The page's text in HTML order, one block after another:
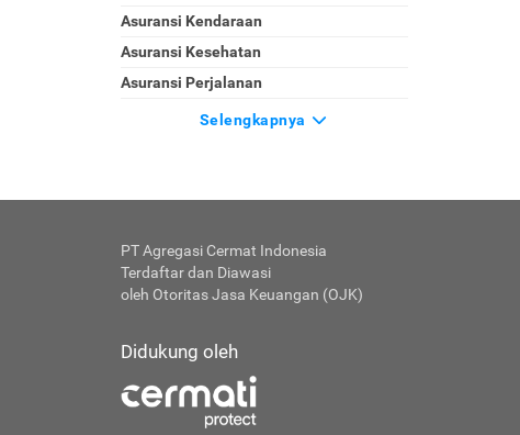
Asuransi Kendaraan
Asuransi Kesehatan
Asuransi Perjalanan
Selengkapnya
PT Agregasi Cermat Indonesia
Terdaftar dan Diawasi
oleh Otoritas Jasa Keuangan (OJK)
Didukung oleh